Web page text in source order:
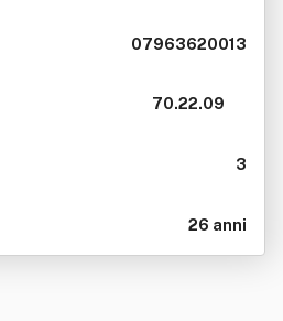
07963620013
70.22.09
3
26 anni